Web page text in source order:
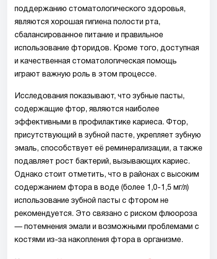
поддержанию стоматологического здоровья,
являются хорошая гигиена полости рта,
сбалансированное питание и правильное
использование фторидов. Кроме того, доступная
и качественная стоматологическая помощь
играют важную роль в этом процессе.
Исследования показывают, что зубные пасты,
содержащие фтор, являются наиболее
эффективными в профилактике кариеса. Фтор,
присутствующий в зубной пасте, укрепляет зубную
эмаль, способствует её реминерализации, а также
подавляет рост бактерий, вызывающих кариес.
Однако стоит отметить, что в районах с высоким
содержанием фтора в воде (более 1,0-1,5 мг/л)
использование зубной пасты с фтором не
рекомендуется. Это связано с риском флюороза
— потемнения эмали и возможными проблемами с
костями из-за накопления фтора в организме.